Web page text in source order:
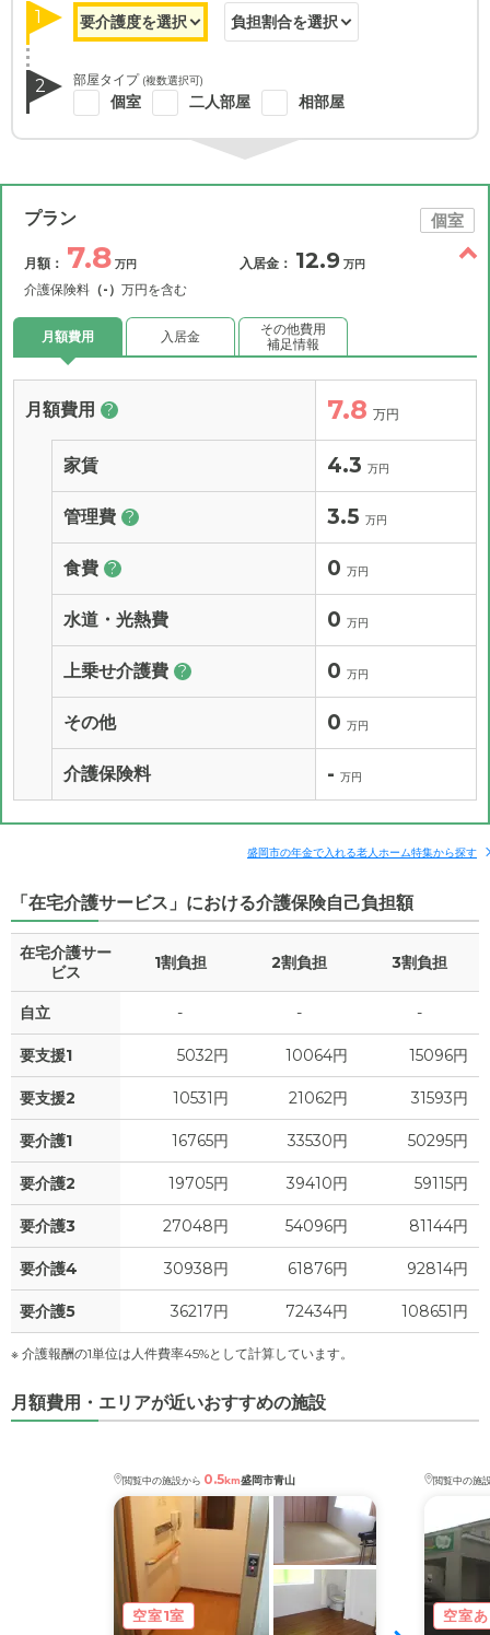
1
2 部屋タイプ (複数選択可)
個室 二人部屋 相部屋
プラン 個室
月額： 7.8 万円
介護保険料 （-） 万円を含む
入居金： 12.9 万円
月額費用 入居金
その他費用
補足情報
月額費用 ? 7.8 万円
家賃 4.3 万円
管理費 ? 3.5 万円
食費 ? 0 万円
水道・光熱費 0 万円
上乗せ介護費 ? 0 万円
その他 0 万円
介護保険料 - 万円
盛岡市の年金で入れる老人ホーム特集から探す
「在宅介護サービス」における介護保険自己負担額
在宅介護サー
ビス
1割負担 2割負担 3割負担
自立 - - -
要支援1 5032円 10064円 15096円
要支援2 10531円 21062円 31593円
要介護1 16765円 33530円 50295円
要介護2 19705円 39410円 59115円
要介護3 27048円 54096円 81144円
要介護4 30938円 61876円 92814円
要介護5 36217円 72434円 108651円
※ 介護報酬の1単位は人件費率45%として計算しています。
月額費用・エリアが近いおすすめの施設
閲覧中の施設から 0.5km盛岡市青山
空室1室
閲覧中の施
空室